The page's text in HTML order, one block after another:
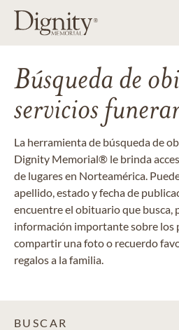
Búsqueda de
servicios
La herramienta de búsqueda de
Dignity Memorial® le brinda
de lugares en Norteamérica.
apellido, estado y fecha de
encuentre el obituario que busca,
información importante sobre los
compartir una foto o recuerdo
regalos a la familia.
BUSCAR